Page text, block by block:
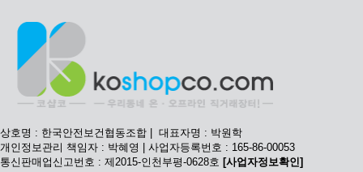
상호명 : 한국안전보건협동조합 | 대표자명 : 박원학
개인정보관리 책임자 : 박혜영 | 사업자등록번호 : 165-86-00053
통신판매업신고번호 : 제2015-인천부평-0628호 [사업자정보확인]